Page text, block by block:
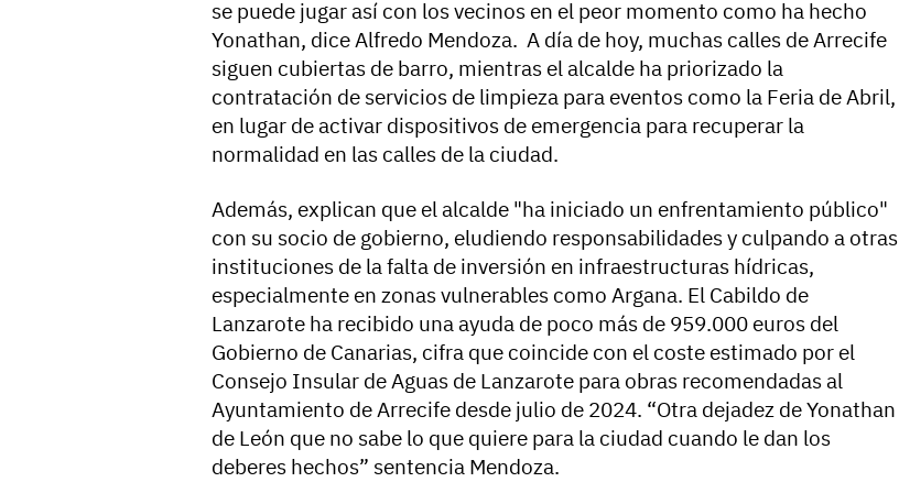
se puede jugar así con los vecinos en el peor momento como ha hecho
Yonathan, dice Alfredo Mendoza. A día de hoy, muchas calles de Arrecife
siguen cubiertas de barro, mientras el alcalde ha priorizado la
contratación de servicios de limpieza para eventos como la Feria de Abril,
en lugar de activar dispositivos de emergencia para recuperar la
normalidad en las calles de la ciudad.
Además, explican que el alcalde "ha iniciado un enfrentamiento público"
con su socio de gobierno, eludiendo responsabilidades y culpando a otras
instituciones de la falta de inversión en infraestructuras hídricas,
especialmente en zonas vulnerables como Argana. El Cabildo de
Lanzarote ha recibido una ayuda de poco más de 959.000 euros del
Gobierno de Canarias, cifra que coincide con el coste estimado por el
Consejo Insular de Aguas de Lanzarote para obras recomendadas al
Ayuntamiento de Arrecife desde julio de 2024. “Otra dejadez de Yonathan
de León que no sabe lo que quiere para la ciudad cuando le dan los
deberes hechos” sentencia Mendoza.